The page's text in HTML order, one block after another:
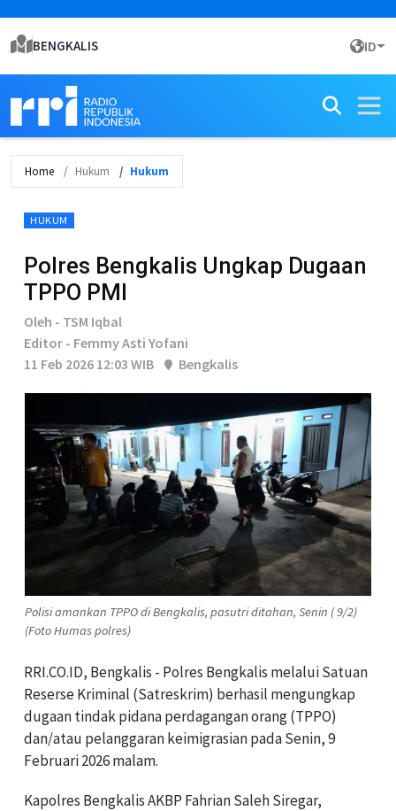
BENGKALIS ID
Home Hukum Hukum
HUKUM
Polres Bengkalis Ungkap Dugaan
TPPO PMI
Oleh - TSM Iqbal
Editor - Femmy Asti Yofani
11 Feb 2026 12:03 WIB
Bengkalis
Polisi amankan TPPO di Bengkalis, pasutri ditahan, Senin ( 9/2)
(Foto Humas polres)
RRI.CO.ID, Bengkalis - Polres Bengkalis melalui Satuan
Reserse Kriminal (Satreskrim) berhasil mengungkap
dugaan tindak pidana perdagangan orang (TPPO)
dan/atau pelanggaran keimigrasian pada Senin, 9
Februari 2026 malam.
Kapolres Bengkalis AKBP Fahrian Saleh Siregar,